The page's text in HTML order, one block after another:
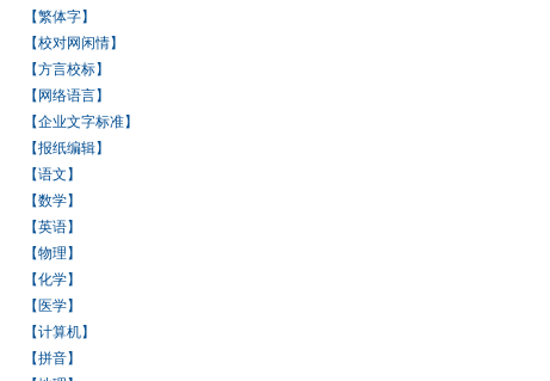
【繁体字】
【校对网闲情】
【方言校标】
【网络语言】
【企业文字标准】
【报纸编辑】
【语文】
【数学】
【英语】
【物理】
【化学】
【医学】
【计算机】
【拼音】